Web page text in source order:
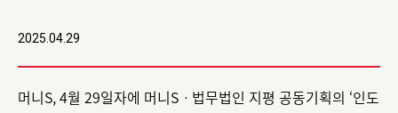
2025.04.29
머니S, 4월 29일자에 머니Sㆍ법무법인 지평 공동기획의 ‘인도